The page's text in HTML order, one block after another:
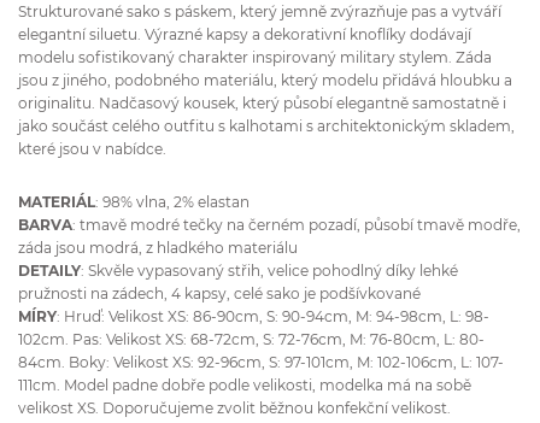
Strukturované sako s páskem, který jemně zvýrazňuje pas a vytváří
elegantní siluetu. Výrazné kapsy a dekorativní knoflíky dodávají
modelu sofistikovaný charakter inspirovaný military stylem. Záda
jsou z jiného, podobného materiálu, který modelu přidává hloubku a
originalitu. Nadčasový kousek, který působí elegantně samostatně i
jako součást celého outfitu s kalhotami s architektonickým skladem,
které jsou v nabídce.
MATERIÁL: 98% vlna, 2% elastan
BARVA: tmavě modré tečky na černém pozadí, působí tmavě modře,
záda jsou modrá, z hladkého materiálu
DETAILY: Skvěle vypasovaný střih, velice pohodlný díky lehké
pružnosti na zádech, 4 kapsy, celé sako je podšívkované
MÍRY: Hruď: Velikost XS: 86-90cm, S: 90-94cm, M: 94-98cm, L: 98-
102cm. Pas: Velikost XS: 68-72cm, S: 72-76cm, M: 76-80cm, L: 80-
84cm. Boky: Velikost XS: 92-96cm, S: 97-101cm, M: 102-106cm, L: 107-
111cm. Model padne dobře podle velikosti, modelka má na sobě
velikost XS. Doporučujeme zvolit běžnou konfekční velikost.